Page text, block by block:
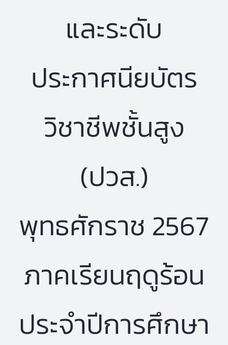
และระดับ
ประกาศนียบัตร
วิชาชีพชั้นสูง
(ปวส.)
พุทธศักราช 2567
ภาคเรียนฤดูร้อน
ประจำปีการศึกษา